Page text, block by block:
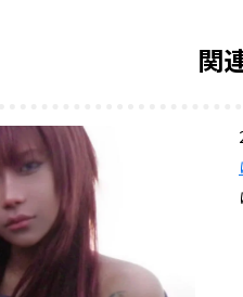
関